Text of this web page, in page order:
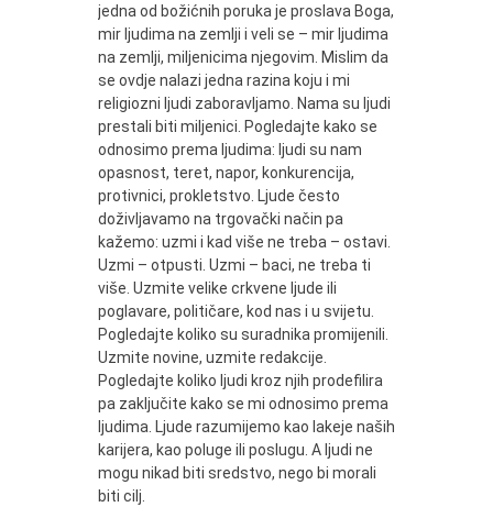
jedna od božićnih poruka je proslava Boga,
mir ljudima na zemlji i veli se – mir ljudima
na zemlji, miljenicima njegovim. Mislim da
se ovdje nalazi jedna razina koju i mi
religiozni ljudi zaboravljamo. Nama su ljudi
prestali biti miljenici. Pogledajte kako se
odnosimo prema ljudima: ljudi su nam
opasnost, teret, napor, konkurencija,
protivnici, prokletstvo. Ljude često
doživljavamo na trgovački način pa
kažemo: uzmi i kad više ne treba – ostavi.
Uzmi – otpusti. Uzmi – baci, ne treba ti
više. Uzmite velike crkvene ljude ili
poglavare, političare, kod nas i u svijetu.
Pogledajte koliko su suradnika promijenili.
Uzmite novine, uzmite redakcije.
Pogledajte koliko ljudi kroz njih prodefilira
pa zaključite kako se mi odnosimo prema
ljudima. Ljude razumijemo kao lakeje naših
karijera, kao poluge ili poslugu. A ljudi ne
mogu nikad biti sredstvo, nego bi morali
biti cilj.